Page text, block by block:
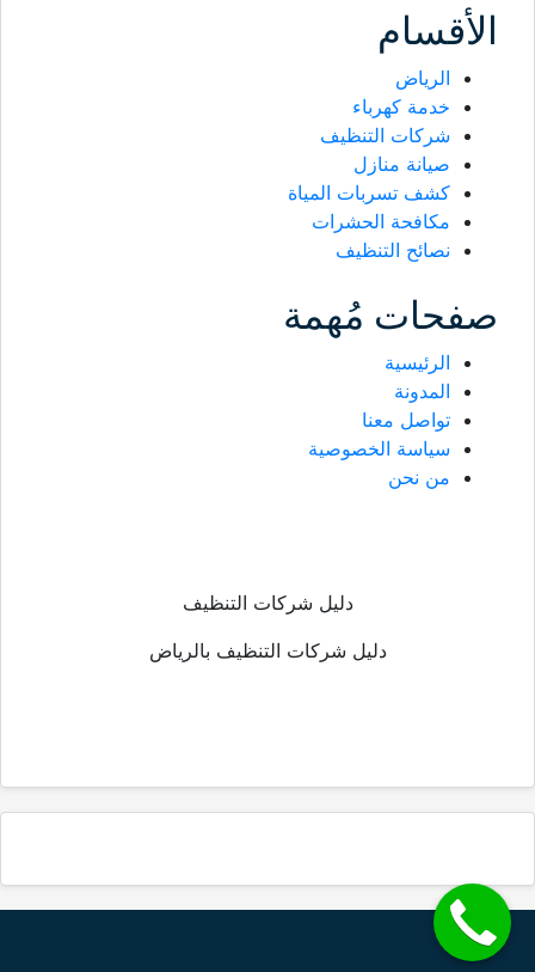
الأقسام
الرياض
خدمة كهرباء
شركات التنظيف
صيانة منازل
كشف تسربات المياة
مكافحة الحشرات
نصائح التنظيف
صفحات مُهمة
الرئيسية
المدونة
تواصل معنا
سياسة الخصوصية
من نحن
دليل شركات التنظيف
دليل شركات التنظيف بالرياض